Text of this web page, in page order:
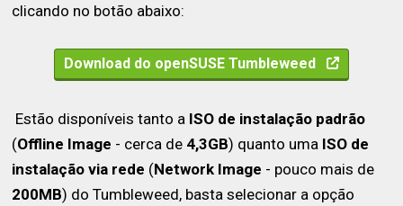
clicando no botão abaixo:
Download do openSUSE Tumbleweed
Estão disponíveis tanto a ISO de instalação padrão
(Offline Image - cerca de 4,3GB) quanto uma ISO de
instalação via rede (Network Image - pouco mais de
200MB) do Tumbleweed, basta selecionar a opção